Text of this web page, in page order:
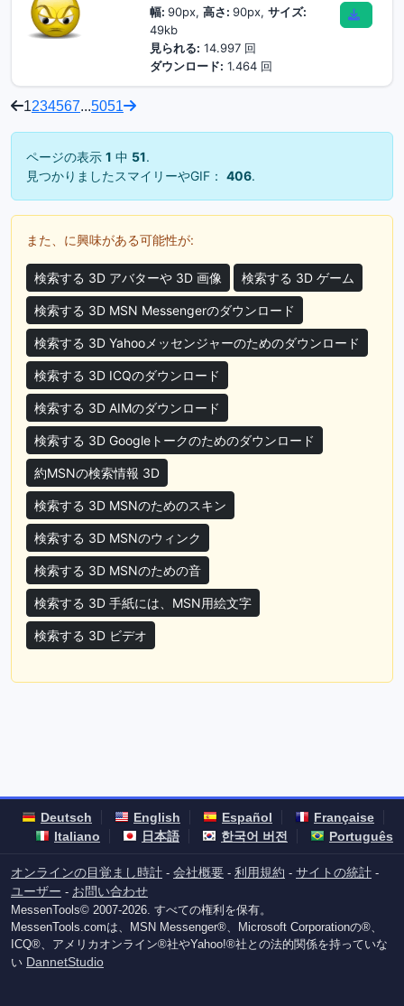
幅: 90px, 高さ: 90px, サイズ:
49kb
見られる: 14.997 回
ダウンロード: 1.464 回
1234567...5051
ページの表示 1 中 51.
見つかりましたスマイリーやGIF： 406.
また、に興味がある可能性が:
検索する 3D アバターや 3D 画像 検索する 3D ゲーム
検索する 3D MSN Messengerのダウンロード
検索する 3D Yahooメッセンジャーのためのダウンロード
検索する 3D ICQのダウンロード
検索する 3D AIMのダウンロード
検索する 3D Googleトークのためのダウンロード
約MSNの検索情報 3D
検索する 3D MSNのためのスキン
検索する 3D MSNのウィンク
検索する 3D MSNのための音
検索する 3D 手紙には、MSN用絵文字
検索する 3D ビデオ
Deutsch English Español
Française
Italiano
日本語 한국어 버전 Português
オンラインの目覚まし時計 - 会社概要 - 利用規約 - サイトの統計 -
ユーザー - お問い合わせ
MessenTools© 2007-2026. すべての権利を保有。
MessenTools.comは、MSN Messenger®、Microsoft Corporationの®、
ICQ®、アメリカオンライン®社やYahoo!®社との法的関係を持っていな
い DannetStudio